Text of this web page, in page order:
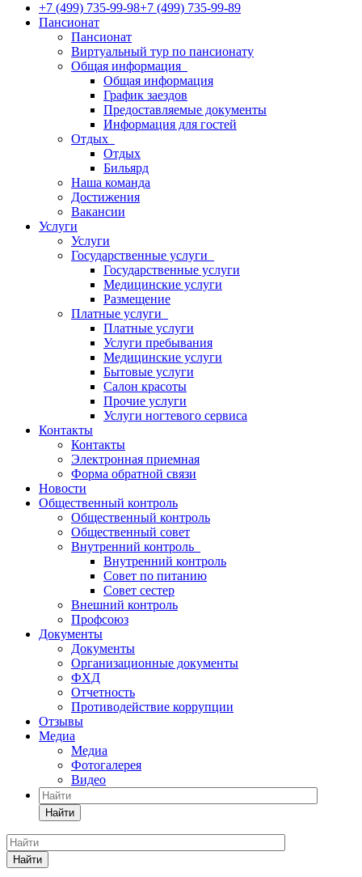
+7 (499) 735-99-98+7 (499) 735-99-89
Пансионат
Пансионат
Виртуальный тур по пансионату
Общая информация
Общая информация
График заездов
Предоставляемые документы
Информация для гостей
Отдых
Отдых
Бильярд
Наша команда
Достижения
Вакансии
Услуги
Услуги
Государственные услуги
Государственные услуги
Медицинские услуги
Размещение
Платные услуги
Платные услуги
Услуги пребывания
Медицинские услуги
Бытовые услуги
Салон красоты
Прочие услуги
Услуги ногтевого сервиса
Контакты
Контакты
Электронная приемная
Форма обратной связи
Новости
Общественный контроль
Общественный контроль
Общественный совет
Внутренний контроль
Внутренний контроль
Совет по питанию
Совет сестер
Внешний контроль
Профсоюз
Документы
Документы
Организационные документы
ФХД
Отчетность
Противодействие коррупции
Отзывы
Медиа
Медиа
Фотогалерея
Видео
Найти
Найти